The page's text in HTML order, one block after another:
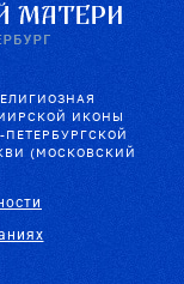
ИКОНЫ
(МОСКОВСКИЙ